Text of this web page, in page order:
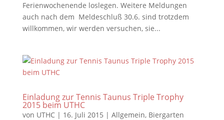
Ferienwochenende loslegen. Weitere Meldungen
auch nach dem Meldeschluß 30.6. sind trotzdem
willkommen, wir werden versuchen, sie...
Einladung zur Tennis Taunus Triple Trophy
2015 beim UTHC
von UTHC| 16. Juli 2015 | Allgemein, Biergarten